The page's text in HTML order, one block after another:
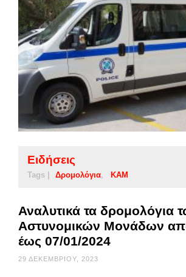
Ειδήσεις
Tags | Δρομολόγια ΚΑΜ
Αναλυτικά τα δρομολόγια
Αστυνομικών Μονάδων
έως 07/01/2024
29 ΔΕΚΕΜΒΡΊΟΥ, 2023